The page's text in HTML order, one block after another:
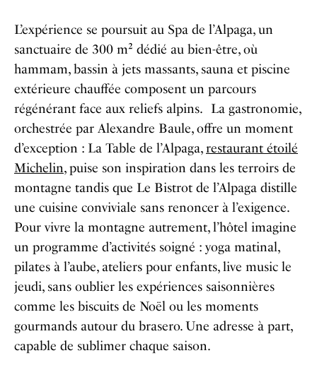
L’expérience se poursuit au Spa de l’Alpaga, un
sanctuaire de 300 m² dédié au bien-être, où
hammam, bassin à jets massants, sauna et piscine
extérieure chauffée composent un parcours
régénérant face aux reliefs alpins. La gastronomie,
orchestrée par Alexandre Baule, offre un moment
d’exception : La Table de l’Alpaga,restaurant étoilé
Michelin, puise son inspiration dans les terroirs de
montagne tandis que Le Bistrot de l’Alpaga distille
une cuisine conviviale sans renoncer à l’exigence.
Pour vivre la montagne autrement, l’hôtel imagine
un programme d’activités soigné : yoga matinal,
pilates à l’aube, ateliers pour enfants, live music le
jeudi, sans oublier les expériences saisonnières
comme les biscuits de Noël ou les moments
gourmands autour du brasero. Une adresse à part,
capable de sublimer chaque saison.